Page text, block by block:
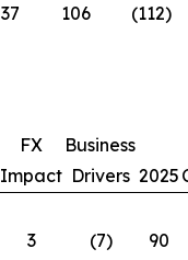
37 106 (112)
FX
Impact
Business
Drivers 2025
3 (7) 90